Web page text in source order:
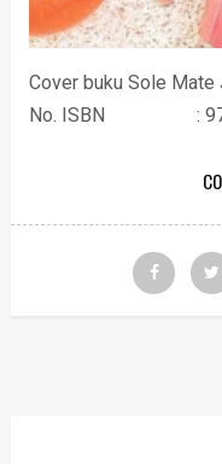
Cover buku
No. ISBN :